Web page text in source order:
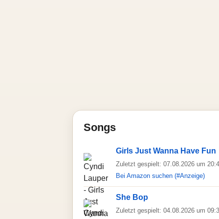
Songs
Girls Just Wanna Have Fun
Zuletzt gespielt: 07.08.2026 um
Bei Amazon suchen (#Anzeige)
She Bop
Zuletzt gespielt: 04.08.2026 um